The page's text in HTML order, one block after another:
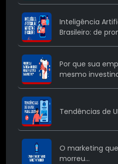
Inteligência
Brasileiro: de
Por que sua
mesmo
Tendências de
O marketing
morreu...